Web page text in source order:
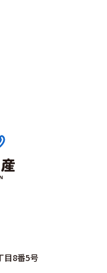
目8番5号